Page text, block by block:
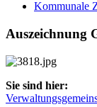
Kommunale
Auszeichnung
Sie sind hier: